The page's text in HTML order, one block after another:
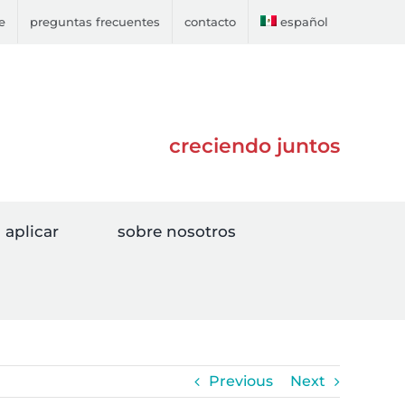
preguntas frecuentes contacto español
creciendo juntos
aplicar sobre nosotros
Previous Next